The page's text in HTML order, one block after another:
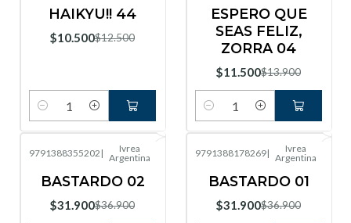
HAIKYU!! 44
$10.500$12.500
Cantidad
ESPERO QUE
SEAS FELIZ,
ZORRA 04
$11.500$13.900
Cantidad
9791388355202 |
Ivrea
Argentina
BASTARDO 02
$31.900$36.900
9791388178269|
Ivrea
Argentina
BASTARDO 01
$31.900$36.900